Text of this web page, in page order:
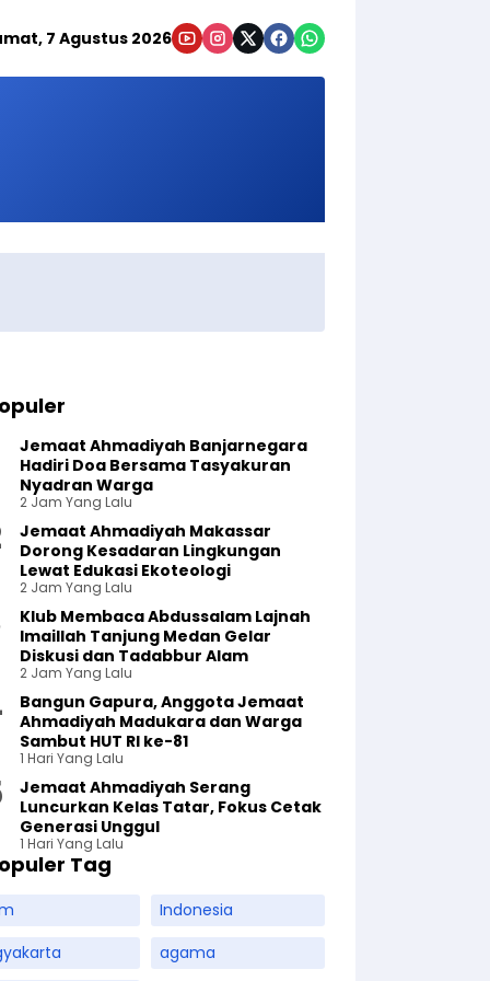
7 Agustus 2026
Jemaat Ahmadiyah Banjarnegara
Hadiri Doa Bersama Tasyakuran
Nyadran Warga
2 Jam Yang Lalu
Jemaat Ahmadiyah Makassar
Dorong Kesadaran Lingkungan
Lewat Edukasi Ekoteologi
2 Jam Yang Lalu
Klub Membaca Abdussalam Lajnah
Imaillah Tanjung Medan Gelar
Diskusi dan Tadabbur Alam
2 Jam Yang Lalu
Bangun Gapura, Anggota Jemaat
Ahmadiyah Madukara dan Warga
Sambut HUT RI ke-81
1 Hari Yang Lalu
Jemaat Ahmadiyah Serang
Luncurkan Kelas Tatar, Fokus Cetak
Generasi Unggul
1 Hari Yang Lalu
Tag
Indonesia
agama